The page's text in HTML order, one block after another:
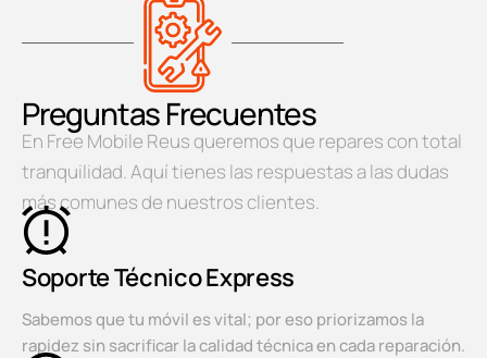
Preguntas Frecuentes
En Free Mobile Reus queremos que repares con total
tranquilidad. Aquí tienes las respuestas a las dudas
más comunes de nuestros clientes.
Soporte Técnico Express
Sabemos que tu móvil es vital; por eso priorizamos la
rapidez sin sacrificar la calidad técnica en cada reparación.